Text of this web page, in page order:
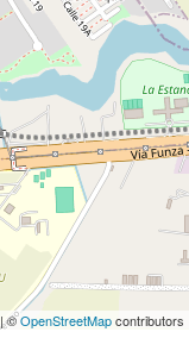
|©OpenStreetMapcontributors